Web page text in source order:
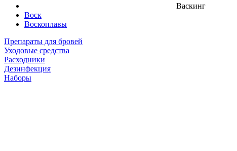
Васкинг
Воск
Воскоплавы
Препараты для бровей
Уходовые средства
Расходники
Дезинфекция
Наборы